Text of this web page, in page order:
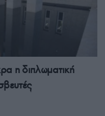
η διπλωματική